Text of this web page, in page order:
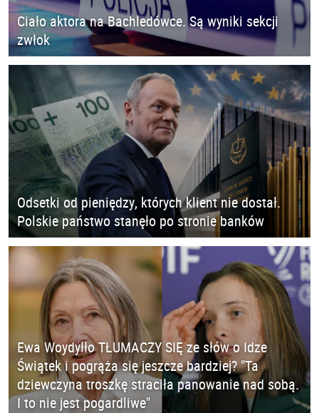
Ciało aktora na Bachledówce. Są wyniki sekcji
zwłok
Odsetki od pieniędzy, których klient nie dostał.
Polskie państwo stanęło po stronie banków
Ewa Woydyłło TŁUMACZY SIĘ ze słów o Idze
Świątek i pogrąża się jeszcze bardziej? "Ta
dziewczyna troszkę straciła panowanie nad sobą.
I to nie jest pogardliwe"